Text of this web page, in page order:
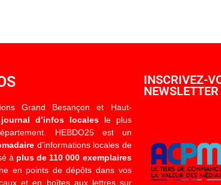
Grand Besançon et Haut-
journal d’infos localesle plus
HEBDO25 est un
d’informations locales de
à plus de 110 000 exemplaires
en points de dépôts dans vos
et en boîtes aux lettres sur
INSCRIVEZ-
NEWSLETTER